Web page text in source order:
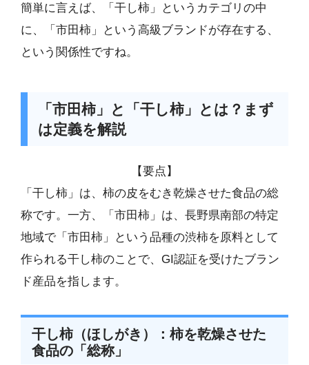
簡単に言えば、「干し柿」というカテゴリの中
に、「市田柿」という高級ブランドが存在する、
という関係性ですね。
「市田柿」と「干し柿」とは？まず
は定義を解説
【要点】
「干し柿」は、柿の皮をむき乾燥させた食品の総
称です。一方、「市田柿」は、長野県南部の特定
地域で「市田柿」という品種の渋柿を原料として
作られる干し柿のことで、GI認証を受けたブラン
ド産品を指します。
干し柿（ほしがき）：柿を乾燥させた
食品の「総称」